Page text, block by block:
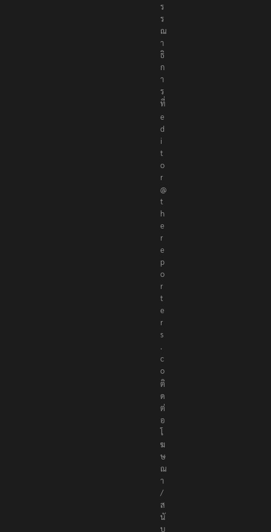
ร
ร
ณ
า
ธิ
ก
า
ร
ที่
e
d
i
t
o
r
@
t
h
e
r
e
p
o
r
t
e
r
s
.
c
o
ติ
ด
ต่
อ
โ
ฆ
ษ
ณ
า
/
ส
นั
บ